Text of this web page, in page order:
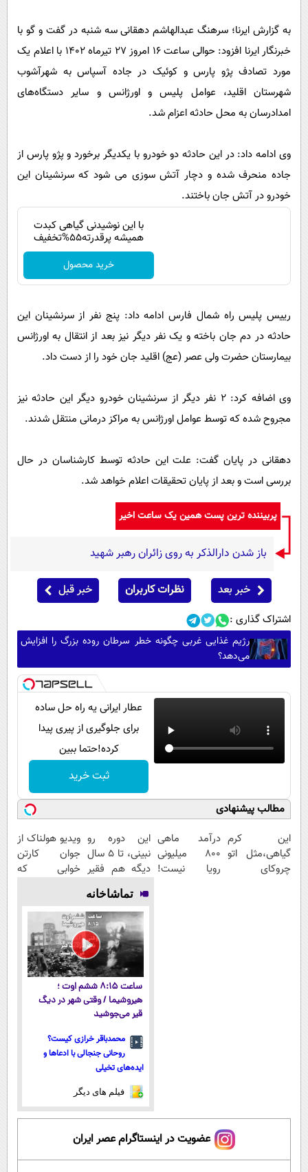
محیط زیست
سلامت
فرهنگی
حیات وحش
به گزارش ایرنا؛ سرهنگ عبدالهاشم دهقانی سه شنبه در گفت و گو با
خبرنگار ایرنا افزود: حوالی ساعت ۱۶ امروز ۲۷ تیرماه ۱۴۰۲ با اعلام یک
مورد تصادف پژو پارس و کوئیک در جاده آسپاس به شهرآشوب
شهرستان اقلید، عوامل پلیس و اورژانس و سایر دستگاه‌های
امدادرسان به محل حادثه اعزام شد.
وی ادامه داد: در این حادثه دو خودرو با یکدیگر برخورد و پژو پارس از
جاده منحرف شده و دچار آتش سوزی می شود که سرنشینان این
خودرو در آتش جان باختند.
با این نوشیدنی گیاهی کبدت
همیشه پرقدرته55%تخفیف
خرید محصول
رییس پلیس راه شمال فارس ادامه داد: پنج نفر از سرنشینان این
حادثه در دم جان باخته و یک نفر دیگر نیز بعد از انتقال به اورژانس
بیمارستان حضرت ولی عصر (عج) اقلید جان خود را از دست داد.
وی اضافه کرد: ۲ نفر دیگر از سرنشینان خودرو دیگر این حادثه نیز
مجروح شده که توسط عوامل اورژانس به مراکز درمانی منتقل شدند.
دهقانی در پایان گفت: علت این حادثه توسط کارشناسان در حال
بررسی است و بعد از پایان تحقیقات اعلام خواهد شد.
پربیننده ترین پست همین یک ساعت اخیر
باز شدن دارالذکر به روی زائران رهبر شهید
خبر بعد نظرات کاربران خبر قبل
اشتراک گذاری :
رژیم غذایی غربی چگونه خطر سرطان روده بزرگ را افزایش
می‌دهد؟
عطار ایرانی یه راه حل ساده
برای جلوگیری از پیری پیدا
کرده!حتما ببین
ثبت خرید
مطالب پیشنهادی
این کرم
گیاهی،مثل اتو
چروکای
درآمد ماهی
800 میلیونی
رویا نیست!
این دوره رو
نبینی، تا 5 سال
دیگه هم فقیر
می‌مونی! همین
الان ثبت نام
کن
ویدیو هولناک از
جوان کارتن
خوابی که
تماشاخانه
ساعت ۸:۱۵ ششم اوت ؛
هیروشیما / وقتی شهر در دیگ
قیر می‌جوشید
محمدباقر خرازی کیست؟
روحانی جنجالی با ادعاها و
ایده‌های تخیلی
فیلم های دیگر
عضویت در اینستاگرام عصر ایران